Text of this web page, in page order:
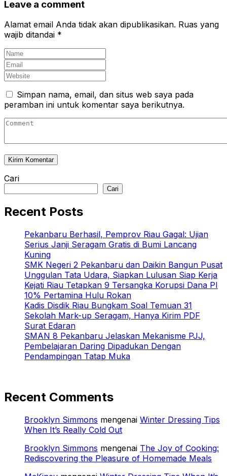
Leave a comment
Alamat email Anda tidak akan dipublikasikan. Ruas yang
wajib ditandai *
Simpan nama, email, dan situs web saya pada
peramban ini untuk komentar saya berikutnya.
Cari
Cari
Recent Posts
Pekanbaru Berhasil, Pemprov Riau Gagal: Ujian
Serius Janji Seragam Gratis di Bumi Lancang
Kuning
SMK Negeri 2 Pekanbaru dan Daikin Bangun Pusat
Unggulan Tata Udara, Siapkan Lulusan Siap Kerja
Kejati Riau Tetapkan 9 Tersangka Korupsi Dana PI
10% Pertamina Hulu Rokan
Kadis Disdik Riau Bungkam Soal Temuan 31
Sekolah Mark-up Seragam, Hanya Kirim PDF
Surat Edaran
SMAN 8 Pekanbaru Jelaskan Mekanisme PJJ,
Pembelajaran Daring Dipadukan Dengan
Pendampingan Tatap Muka
Recent Comments
Brooklyn Simmons mengenai Winter Dressing Tips
When It’s Really Cold Out
Brooklyn Simmons mengenai The Joy of Cooking:
Rediscovering the Pleasure of Homemade Meals